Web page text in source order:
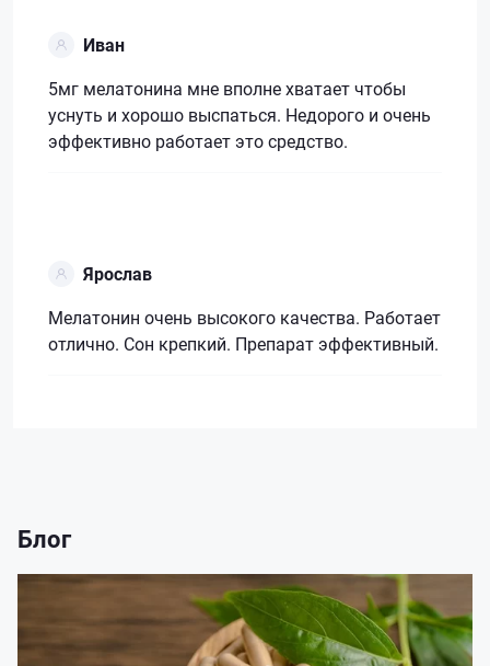
Иван
5мг мелатонина мне вполне хватает чтобы
уснуть и хорошо выспаться. Недорого и очень
эффективно работает это средство.
Ярослав
Мелатонин очень высокого качества. Работает
отлично. Сон крепкий. Препарат эффективный.
Блог